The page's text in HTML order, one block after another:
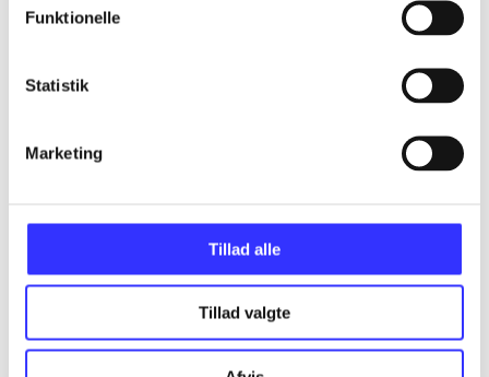
Funktionelle
Statistik
Marketing
Tillad alle
Tillad valgte
...
...
...
...